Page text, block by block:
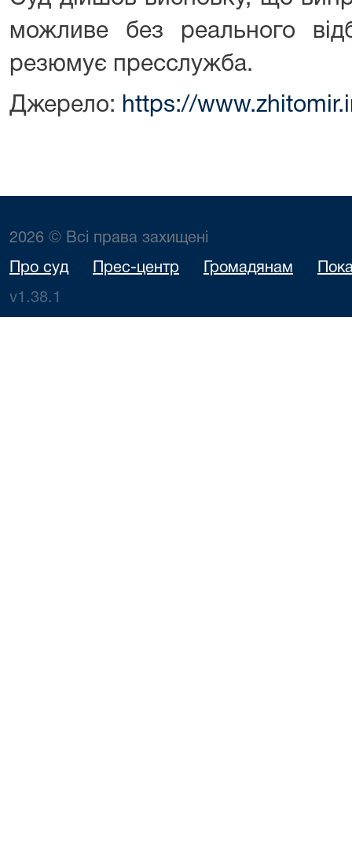
можливе без реального
резюмує пресслужба.
Джерело: https://
2026 © Всі права захищені
Про суд Прес-центр Громадянам
v1.38.1